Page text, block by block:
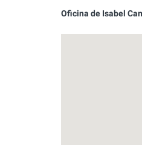
Oficina de Isabel